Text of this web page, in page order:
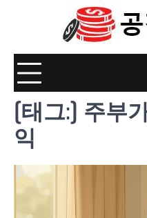
[태그:] 주부
익